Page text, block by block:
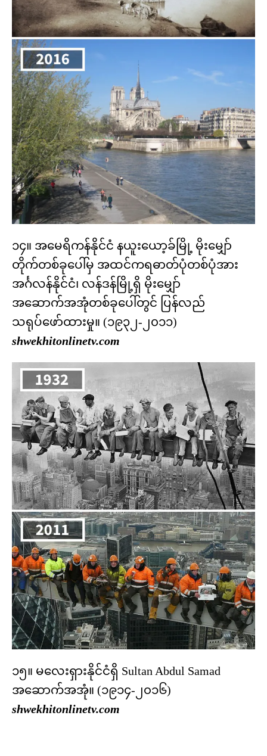
၁၄။ အမေရိကန်နိုင်ငံ နယူးယော့ခ်မြို့ မိုးမျှော်
တိုက်တစ်ခုပေါ်မှ အထင်ကရဓာတ်ပုံတစ်ပုံအား
အင်္ဂလန်နိုင်ငံ၊ လန်ဒန်မြို့ရှိ မိုးမျှော်
အဆောက်အအုံတစ်ခုပေါ်တွင် ပြန်လည်
သရုပ်ဖော်ထားမှု။ (၁၉၃၂-၂၀၁၁)
shwekhitonlinetv.com
၁၅။ မလေးရှားနိုင်ငံရှိ Sultan Abdul Samad
အဆောက်အအုံ။ (၁၉၁၄-၂၀၁၆)
shwekhitonlinetv.com